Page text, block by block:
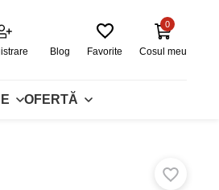
Blog Favorite Cosul meu
0
OFERTĂ